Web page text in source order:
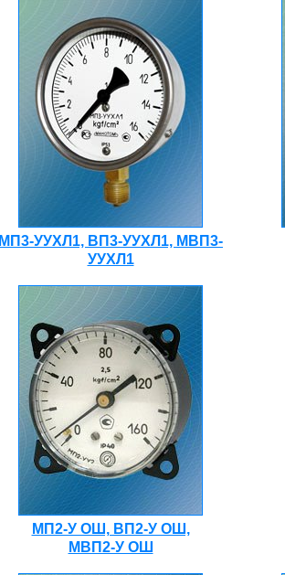
МП3-УУХЛ1, ВП3-УУХЛ1, МВП3-
УУХЛ1
МП2-У ОШ, ВП2-У ОШ,
МВП2-У ОШ